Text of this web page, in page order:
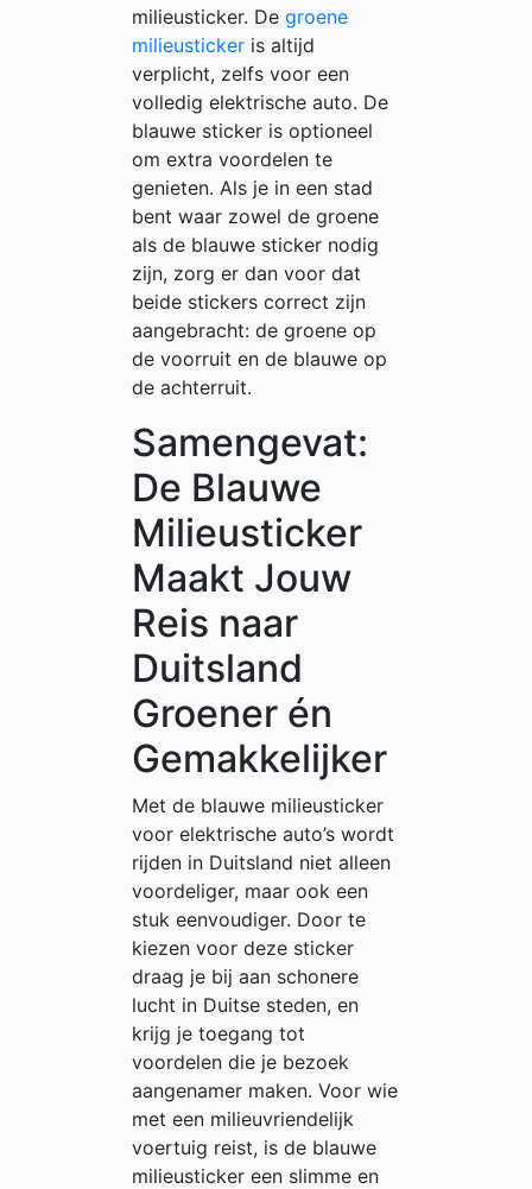
milieusticker. De groene
milieusticker is altijd
verplicht, zelfs voor een
volledig elektrische auto. De
blauwe sticker is optioneel
om extra voordelen te
genieten. Als je in een stad
bent waar zowel de groene
als de blauwe sticker nodig
zijn, zorg er dan voor dat
beide stickers correct zijn
aangebracht: de groene op
de voorruit en de blauwe op
de achterruit.
Samengevat:
De Blauwe
Milieusticker
Maakt Jouw
Reis naar
Duitsland
Groener én
Gemakkelijker
Met de blauwe milieusticker
voor elektrische auto’s wordt
rijden in Duitsland niet alleen
voordeliger, maar ook een
stuk eenvoudiger. Door te
kiezen voor deze sticker
draag je bij aan schonere
lucht in Duitse steden, en
krijg je toegang tot
voordelen die je bezoek
aangenamer maken. Voor wie
met een milieuvriendelijk
voertuig reist, is de blauwe
milieusticker een slimme en